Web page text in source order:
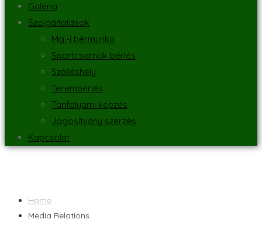
Galéria
Szolgáltatások
Mg.-i bérmunka
Sportcsarnok bérlés
Szálláshely
Terembérlés
Tanfolyami képzés
Jogosítvány szerzés
Kapcsolat
Home
Media Relations